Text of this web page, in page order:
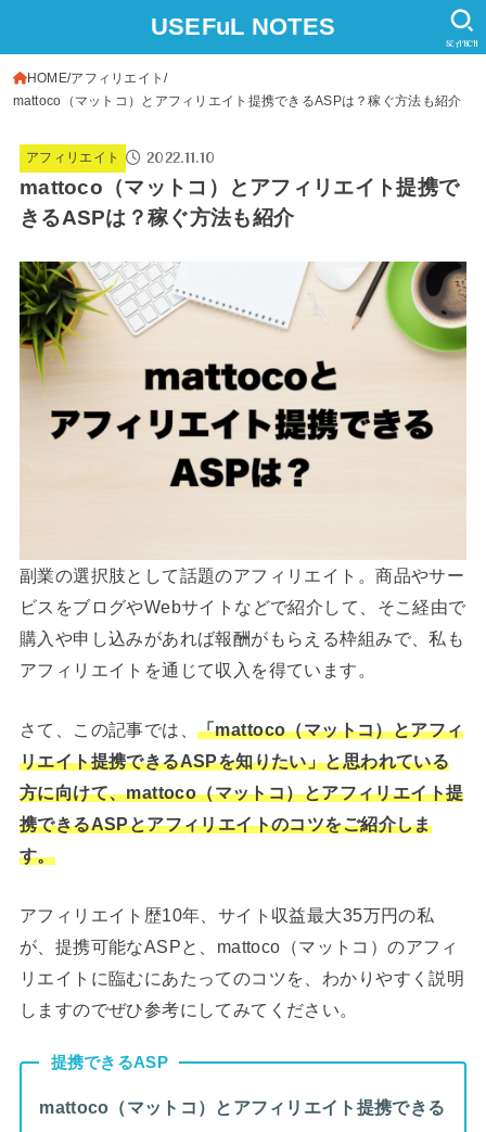
USEFuL NOTES
SEARCH
HOME アフィリエイト
mattoco（マットコ）とアフィリエイト提携できるASPは？稼ぐ方法も紹介
アフィリエイト 2022.11.10
mattoco（マットコ）とアフィリエイト提携で
きるASPは？稼ぐ方法も紹介
副業の選択肢として話題のアフィリエイト。商品やサー
ビスをブログやWebサイトなどで紹介して、そこ経由で
購入や申し込みがあれば報酬がもらえる枠組みで、私も
アフィリエイトを通じて収入を得ています。
さて、この記事では、「mattoco（マットコ）とアフィ
リエイト提携できるASPを知りたい」と思われている
方に向けて、mattoco（マットコ）とアフィリエイト提
携できるASPとアフィリエイトのコツをご紹介しま
す。
アフィリエイト歴10年、サイト収益最大35万円の私
が、提携可能なASPと、mattoco（マットコ）のアフィ
リエイトに臨むにあたってのコツを、わかりやすく説明
しますのでぜひ参考にしてみてください。
提携できるASP
mattoco（マットコ）とアフィリエイト提携できる